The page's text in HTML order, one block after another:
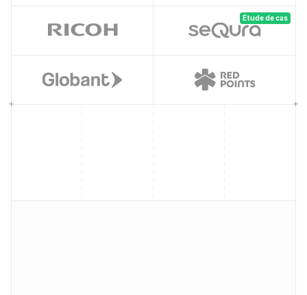
Étude de cas